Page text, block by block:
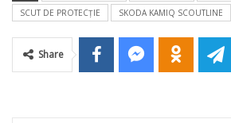
SCUT DE PROTECŢIE
SKODA KAMIQ SCOUTLINE
Share